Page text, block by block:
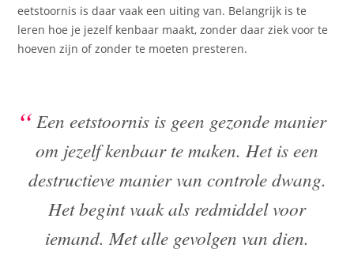
eetstoornis is daar vaak een uiting van. Belangrijk is te
leren hoe je jezelf kenbaar maakt, zonder daar ziek voor te
hoeven zijn of zonder te moeten presteren.
Een eetstoornis is geen gezonde manier
om jezelf kenbaar te maken. Het is een
destructieve manier van controle dwang.
Het begint vaak als redmiddel voor
iemand. Met alle gevolgen van dien.